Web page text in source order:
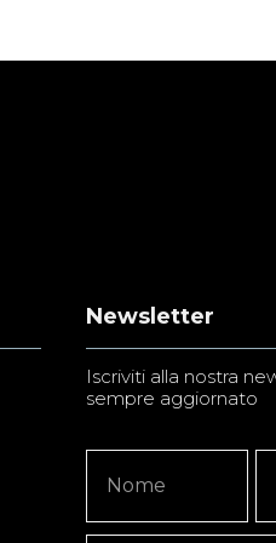
Newsletter
Iscriviti alla nostra
sempre aggiornato
Signup
Copy